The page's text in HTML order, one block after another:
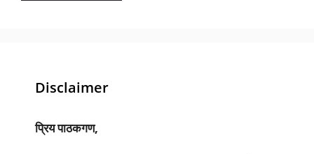
Disclaimer
प्रिय पाठकगण,